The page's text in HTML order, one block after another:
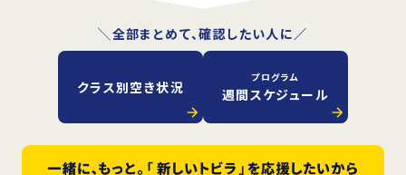
╲全部まとめて、確認したい人に／
クラス別空き状況
プログラム
週間スケジュール